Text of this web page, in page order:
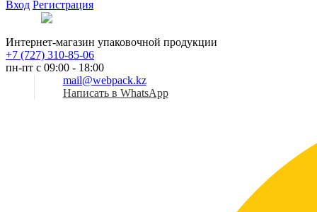
Вход Регистрация
Интернет-магазин упаковочной продукции
+7 (727) 310-85-06
пн-пт с 09:00 - 18:00
mail@webpack.kz
Написать в WhatsApp